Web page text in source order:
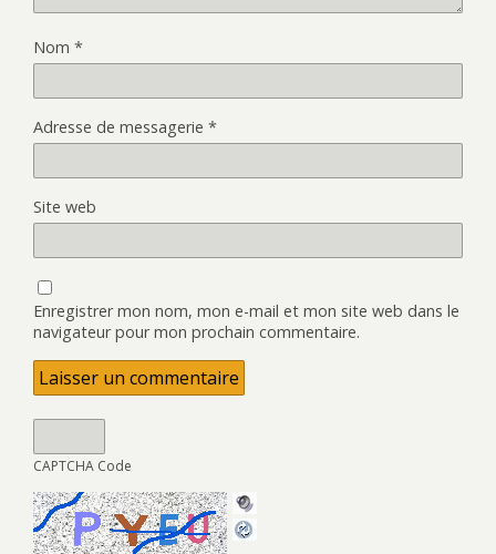
Nom *
Adresse de messagerie *
Site web
Enregistrer mon nom, mon e-mail et mon site web dans le
navigateur pour mon prochain commentaire.
CAPTCHA Code